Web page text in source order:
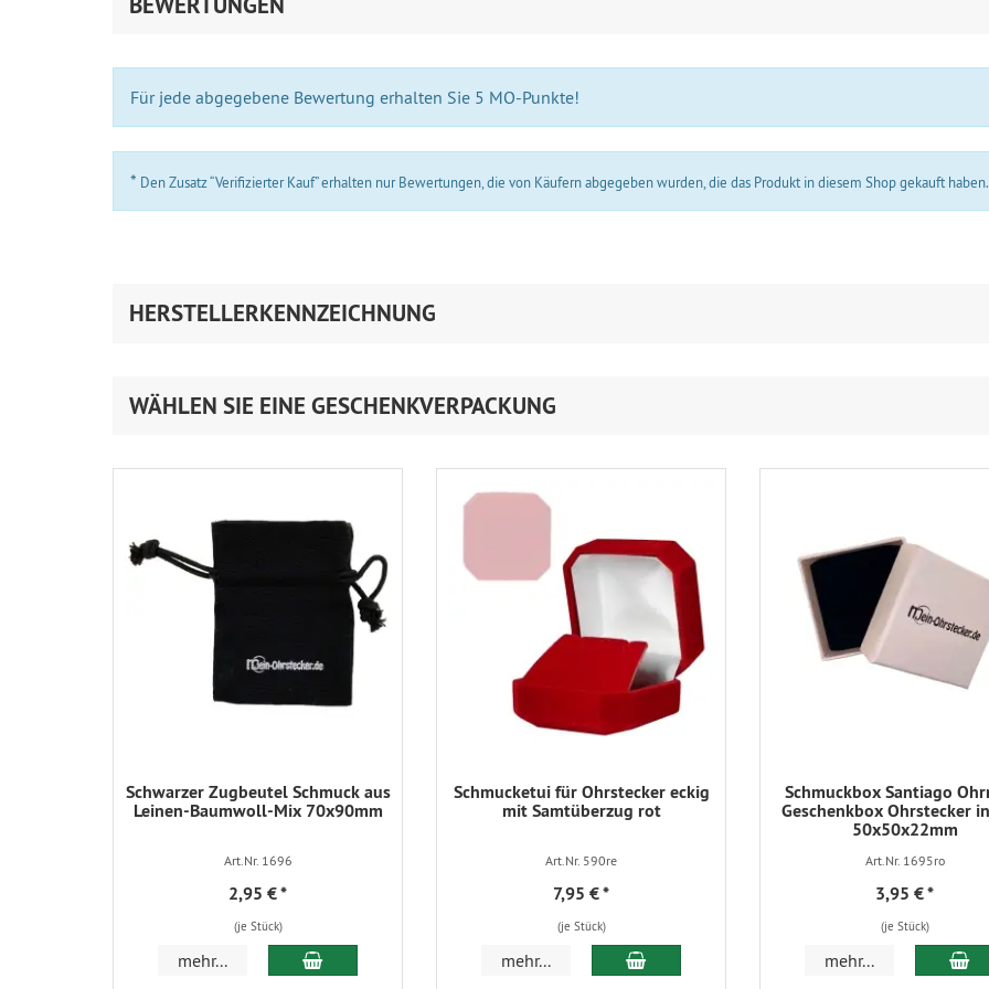
Für jede abgegebene Bewertung erhalten Sie 5 MO-Punkte!
* Den Zusatz “Verifizierter Kauf” erhalten nur Bewertungen, die von Käufern abgegeben wurden, die das Produkt in diesem Shop gekauft haben.
HERSTELLERKENNZEICHNUNG
WÄHLEN SIE EINE GESCHENKVERPACKUNG
Schwarzer Zugbeutel Schmuck aus
Leinen-Baumwoll-Mix 70x90mm
Art.Nr. 1696
2,95 €*
(je Stück)
mehr... In den Warenkorb
Schmucketui für Ohrstecker eckig
mit Samtüberzug rot
Art.Nr. 590re
7,95 €*
(je Stück)
mehr... In den Warenkorb
Schmuckbox Santiago
Geschenkbox Ohrstecker
50x50x22mm
Art.Nr. 1695ro
3,95 €*
(je Stück)
mehr... In